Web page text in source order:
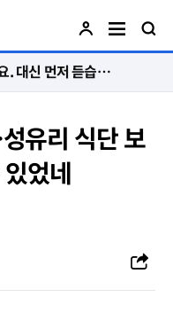
“절대 먼저 말하지 않아요. 대신 먼저 듣습니다”
유리 식단 보
있었네